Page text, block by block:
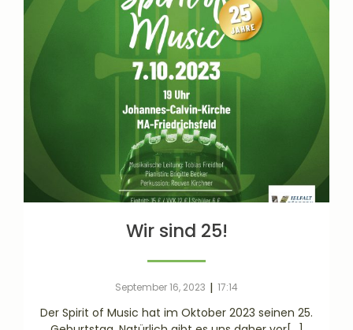
Wir sind 25!
September 16, 2023 | 17:14
Der Spirit of Music hat im Oktober 2023 seinen 25.